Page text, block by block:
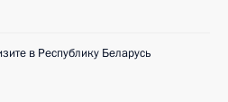
в Республику Беларусь